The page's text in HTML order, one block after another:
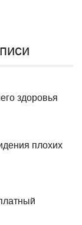
здоровья
плохих